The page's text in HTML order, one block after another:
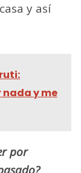
y así
nada y me
por